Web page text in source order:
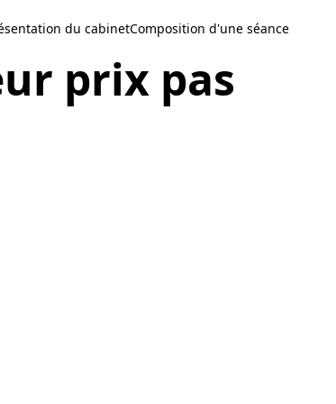
du cabinetComposition d'une séance
prix pas